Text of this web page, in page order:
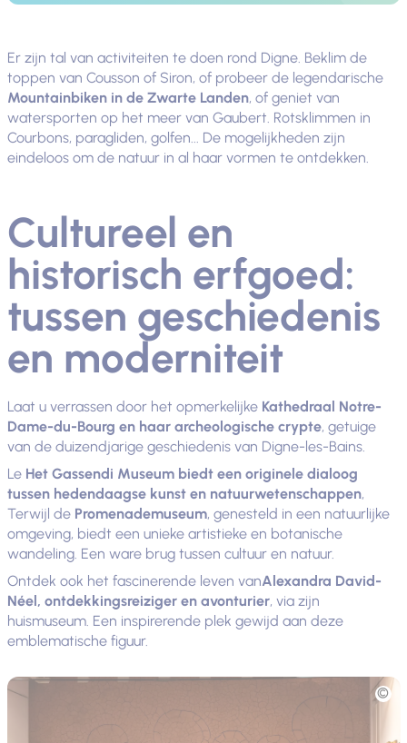
Er zijn tal van activiteiten te doen rond Digne. Beklim de
toppen van Cousson of Siron, of probeer de legendarische
Mountainbiken in de Zwarte Landen, of geniet van
watersporten op het meer van Gaubert. Rotsklimmen in
Courbons, paragliden, golfen... De mogelijkheden zijn
eindeloos om de natuur in al haar vormen te ontdekken.
Cultureel en
historisch erfgoed:
tussen geschiedenis
en moderniteit
Laat u verrassen door het opmerkelijke Kathedraal Notre-
Dame-du-Bourg en haar archeologische crypte, getuige
van de duizendjarige geschiedenis van Digne-les-Bains.
Le Het Gassendi Museum biedt een originele dialoog
tussen hedendaagse kunst en natuurwetenschappen,
Terwijl de Promenademuseum, genesteld in een natuurlijke
omgeving, biedt een unieke artistieke en botanische
wandeling. Een ware brug tussen cultuur en natuur.
Ontdek ook het fascinerende leven vanAlexandra David-
Néel, ontdekkingsreiziger en avonturier, via zijn
huismuseum. Een inspirerende plek gewijd aan deze
emblematische figuur.
Foto